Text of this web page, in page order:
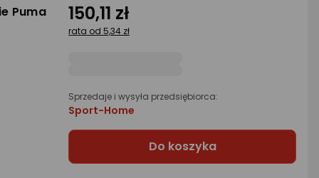
Puma 150,11 zł
rata od 5,34 zł
Sprzedaje i wysyła przedsiębiorca:
Sport-Home
Do koszyka